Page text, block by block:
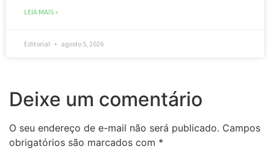
LEIA MAIS »
Editorial agosto 5, 2026
Deixe um comentário
O seu endereço de e-mail não será publicado. Campos
obrigatórios são marcados com *